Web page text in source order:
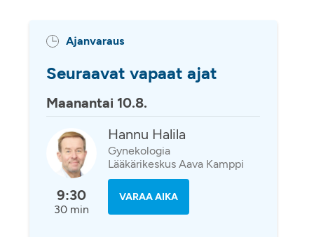
Ajanvaraus
Seuraavat vapaat ajat
Maanantai 10.8.
9:30
30 min
Hannu Halila
Gynekologia
Lääkärikeskus Aava Kamppi
VARAA AIKA